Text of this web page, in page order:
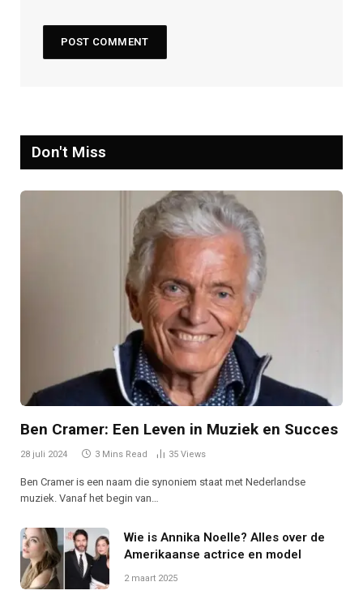
Don't Miss
Ben Cramer: Een Leven in Muziek en Succes
28 juli 2024 3 Mins Read 35 Views
Ben Cramer is een naam die synoniem staat met Nederlandse
muziek. Vanaf het begin van…
Wie is Annika Noelle? Alles over de
Amerikaanse actrice en model
2 maart 2025